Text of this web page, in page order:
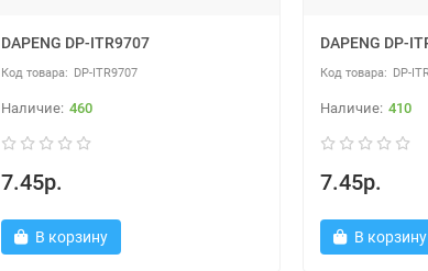
DAPENG DP-ITR9707
DP-ITR9707
460
7.45р.
В корзину
DAPENG DP-
DP-
410
7.45р.
В корзину